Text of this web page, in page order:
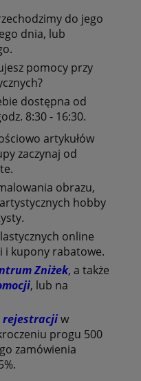
do jego
dnia, lub
pomocy przy
dostępna od
8:30 - 16:30.
artykułów
zaczynaj od
.
obrazu,
hobby
online
i kupony rabatowe.
Zniżek, a także
, lub na
rejestracjiw
progu 500
zamówienia